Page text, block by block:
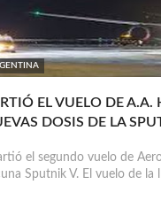
EL VUELO DE
DOSIS DE LA
el segundo vuelo de
Sputnik V. El vuelo de la